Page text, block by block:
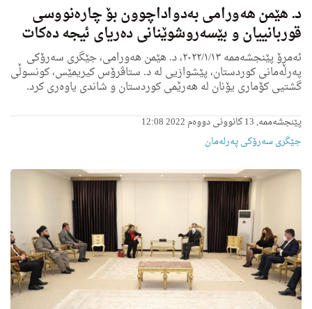
د. هێمن هه‌ورامی به‌دواداچوون بۆ چاره‌نووسی
قوربانییان و بێسه‌روشوێنانی ده‌ریای ئیجه‌ ده‌كات
ئه‌مڕۆ پێنجشه‌ممه‌ ٢٠٢٢/١/١٣، د. هێمن هه‌ورامی، جێگری سه‌رۆكی
په‌رله‌مانی كوردستان، پێشوازیی له‌ د. ستاڤرۆس كیریمێس، كونسوڵی
گشتیی كۆماری یۆنان له‌ هه‌رێمی كوردستان و شاندی یاوه‌ری كرد.
پێنجشەممە, 13 کانوونی دووەم 2022 12:08
جێگری سەرۆکی پەرلەمان